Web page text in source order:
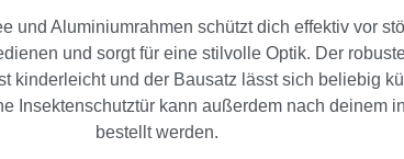
und Aluminiumrahmen schützt dich effektiv vor
und sorgt für eine stilvolle Optik. Der
kinderleicht und der Bausatz lässt sich beliebig
Insektenschutztür kann außerdem nach deinem
bestellt werden.